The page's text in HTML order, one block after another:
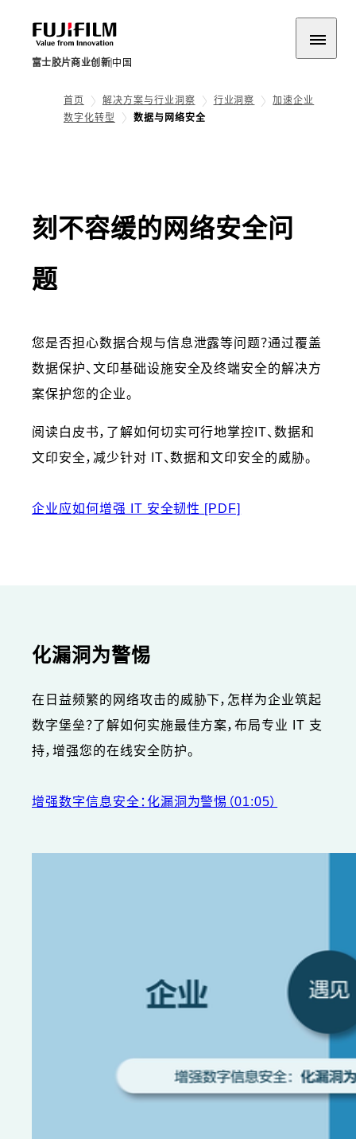
富士胶片商业创新 中国
首页 解决方案与行业洞察 行业洞察
加速企业
数字化转型
数据与网络安全
刻不容缓的网络安全问
题
您是否担心数据合规与信息泄露等问题？通过覆盖
数据保护、文印基础设施安全及终端安全的解决方
案保护您的企业。
阅读白皮书，了解如何切实可行地掌控IT、数据和
文印安全，减少针对 IT、数据和文印安全的威胁。
企业应如何增强 IT 安全韧性 [PDF]
化漏洞为警惕
在日益频繁的网络攻击的威胁下，怎样为企业筑起
数字堡垒？了解如何实施最佳方案，布局专业 IT 支
持，增强您的在线安全防护。
增强数字信息安全：化漏洞为警惕（01:05）